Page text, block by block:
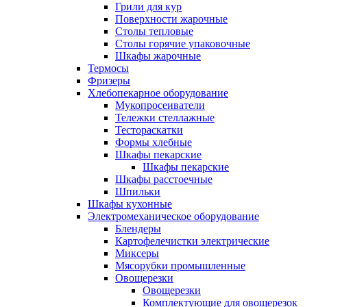
Грили для кур
Поверхности жарочные
Столы тепловые
Столы горячие упаковочные
Шкафы жарочные
Термосы
Фризеры
Хлебопекарное оборудование
Мукопросеиватели
Тележки стеллажные
Тестораскатки
Формы хлебные
Шкафы пекарские
Шкафы пекарские
Шкафы расстоечные
Шпильки
Шкафы кухонные
Электромеханическое оборудование
Блендеры
Картофелечистки электрические
Миксеры
Мясорубки промышленные
Овощерезки
Овощерезки
Комплектующие для овощерезок